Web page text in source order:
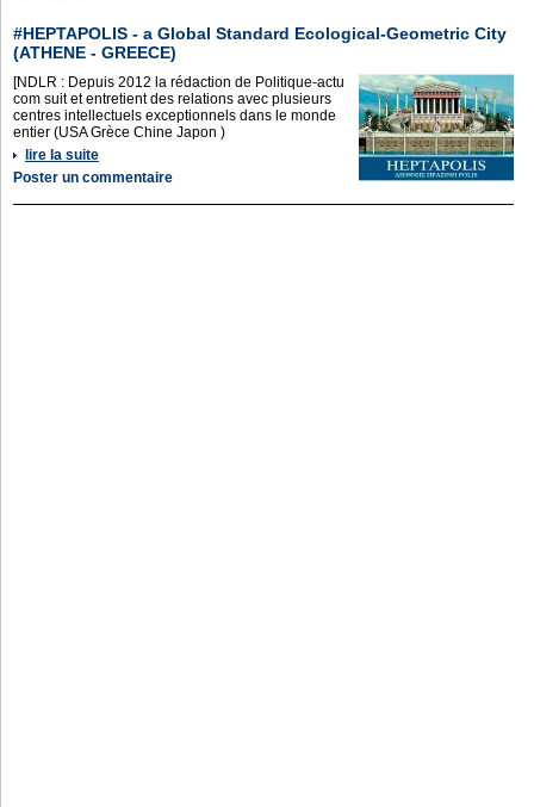
#HEPTAPOLIS - a Global Standard Ecological-Geometric City
(ATHENE - GREECE)
[NDLR : Depuis 2012 la rédaction de Politique-actu
com suit et entretient des relations avec plusieurs
centres intellectuels exceptionnels dans le monde
entier (USA Grèce Chine Japon )
lire la suite
Poster un commentaire